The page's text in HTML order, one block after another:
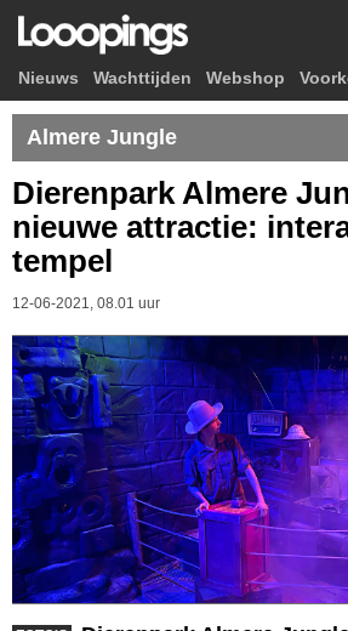
Nieuws Wachttijden Webshop
Almere Jungle
Dierenpark Almere
nieuwe attractie:
tempel
12-06-2021, 08.01 uur